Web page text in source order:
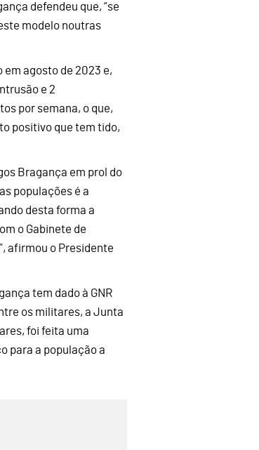
defendeu que, “se
modelo noutras
em agosto de 2023 e,
e 2
por semana, o que,
positivo que tem tido,
Bragança em prol do
populações é a
desta forma a
o Gabinete de
afirmou o Presidente
tem dado à GNR
os militares, a Junta
foi feita uma
para a população a